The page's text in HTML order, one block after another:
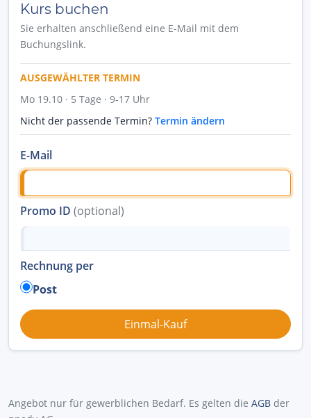
Kurs buchen
Sie erhalten anschließend eine E-Mail mit dem
Buchungslink.
AUSGEWÄHLTER TERMIN
Mo 19.10 · 5 Tage · 9-17 Uhr
Nicht der passende Termin? Termin ändern
E-Mail
Promo ID (optional)
Rechnung per
Post
Angebot nur für gewerblichen Bedarf. Es gelten die AGB der